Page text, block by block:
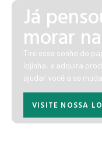
Já
morar
Tire esse sonho do
lojinha, e adquira
ajudar você a se
VISITE NOSSA